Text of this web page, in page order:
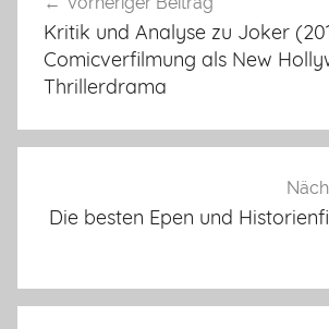
Kritik und Analyse zu Joker
Comicverfilmung als New
Thrillerdrama
Die besten Epen und